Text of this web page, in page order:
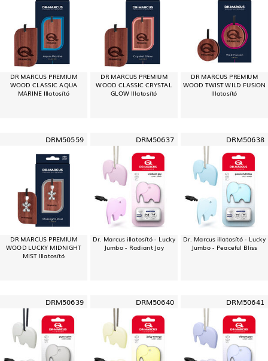
DR MARCUS PREMIUM
WOOD CLASSIC AQUA
MARINE Illatosító
DR MARCUS PREMIUM
WOOD CLASSIC CRYSTAL
GLOW Illatosító
DR MARCUS PREMIUM
WOOD TWIST WILD FUSION
Illatosító
DRM50559
DR MARCUS PREMIUM
WOOD LUCKY MIDNIGHT
MIST Illatosító
DRM50637
Dr. Marcus illatosító - Lucky
Jumbo - Radiant Joy
DRM50638
Dr. Marcus illatosító - Lucky
Jumbo - Peaceful Bliss
DRM50639 DRM50640 DRM50641